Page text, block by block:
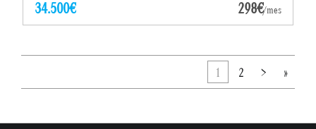
34.500€ 298€/mes
1 2 > »